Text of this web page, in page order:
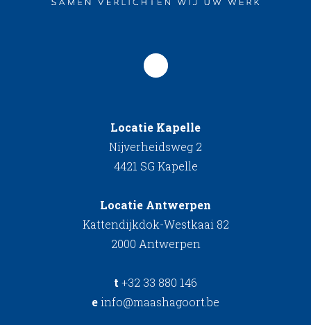
Locatie Kapelle
Nijverheidsweg 2
4421 SG Kapelle
Locatie Antwerpen
Kattendijkdok-Westkaai 82
2000 Antwerpen
t+32 33 880 146
einfo@maashagoort.be